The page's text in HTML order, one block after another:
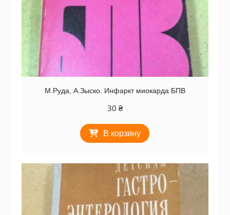
М.Руда, А.Зыско. Инфаркт миокарда БПВ
30 ₴
В корзину